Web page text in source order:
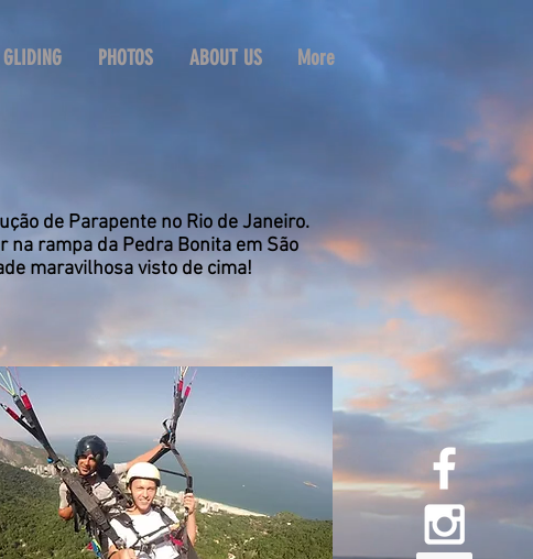
PHOTOS ABOUT US More
de Parapente no Rio de Janeiro.
na rampa da Pedra Bonita em São
maravilhosa visto de cima!